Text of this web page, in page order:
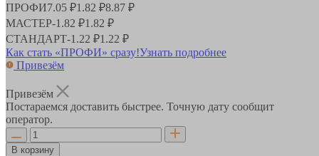
ПРОФИ7.05 ₽1.82 ₽8.87 ₽
МАСТЕР-1.82 ₽1.82 ₽
СТАНДАРТ-1.22 ₽1.22 ₽
Как стать «ПРОФИ» сразу!Узнать подробнее
Привезём
Привезём
Постараемся доставить быстрее. Точную дату сообщит
оператор.
В корзину